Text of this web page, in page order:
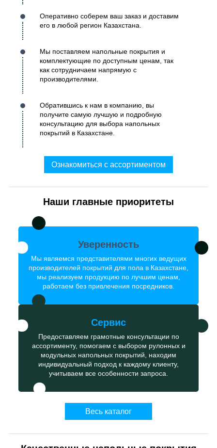
Оперативно соберем ваш заказ и доставим
его в любой регион Казахстана.
Мы поставляем напольные покрытия и
комплектующие по доступным ценам, так
как сотрудничаем напрямую с
производителями.
Обратившись к нам в компанию, вы
получите самую лучшую и подробную
консультацию для выбора напольных
покрытий в Казахстане.
Ознакомиться с ассортиментом
Наши главные приоритеты
Уверенность
Мы являемся представителями многих ведущих
производителей покрытий для пола в Казахстане,
мы реализуем продукцию по лучшим ценам,
работаем без привлечения посредников.
Сервис
Предоставляем грамотные консультации по
ассортименту, помогаем с выбором рулонных и
модульных напольных покрытий, находим
индивидуальный подход к каждому клиенту,
учитываем все особенности запроса.
Весь каталог